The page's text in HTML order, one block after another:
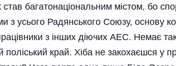
став багатонаціональним містом, бо
з усього Радянського Союзу, основу
з інших діючих АЕС. Немає
поліський край. Хіба не закохаєшся у